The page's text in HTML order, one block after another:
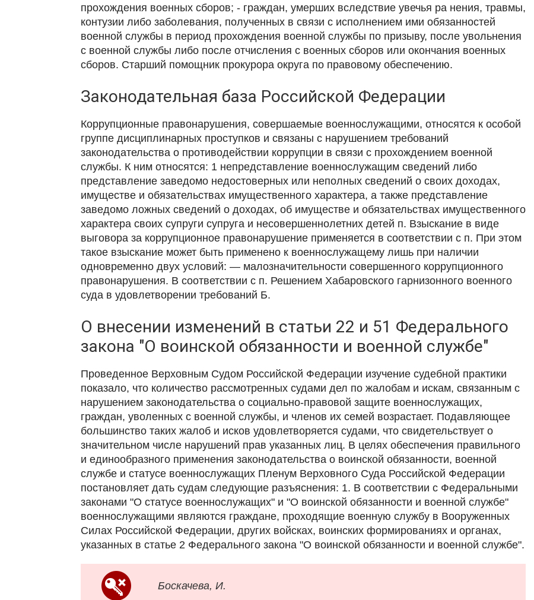
прохождения военных сборов; - граждан, умерших вследствие увечья ра нения, травмы,
контузии либо заболевания, полученных в связи с исполнением ими обязанностей
военной службы в период прохождения военной службы по призыву, после увольнения
с военной службы либо после отчисления с военных сборов или окончания военных
сборов. Старший помощник прокурора округа по правовому обеспечению.
Законодательная база Российской Федерации
Коррупционные правонарушения, совершаемые военнослужащими, относятся к особой
группе дисциплинарных проступков и связаны с нарушением требований
законодательства о противодействии коррупции в связи с прохождением военной
службы. К ним относятся: 1 непредставление военнослужащим сведений либо
представление заведомо недостоверных или неполных сведений о своих доходах,
имуществе и обязательствах имущественного характера, а также представление
заведомо ложных сведений о доходах, об имуществе и обязательствах имущественного
характера своих супруги супруга и несовершеннолетних детей п. Взыскание в виде
выговора за коррупционное правонарушение применяется в соответствии с п. При этом
такое взыскание может быть применено к военнослужащему лишь при наличии
одновременно двух условий: — малозначительности совершенного коррупционного
правонарушения. В соответствии с п. Решением Хабаровского гарнизонного военного
суда в удовлетворении требований Б.
О внесении изменений в статьи 22 и 51 Федерального
закона "О воинской обязанности и военной службе"
Проведенное Верховным Судом Российской Федерации изучение судебной практики
показало, что количество рассмотренных судами дел по жалобам и искам, связанным с
нарушением законодательства о социально-правовой защите военнослужащих,
граждан, уволенных с военной службы, и членов их семей возрастает. Подавляющее
большинство таких жалоб и исков удовлетворяется судами, что свидетельствует о
значительном числе нарушений прав указанных лиц. В целях обеспечения правильного
и единообразного применения законодательства о воинской обязанности, военной
службе и статусе военнослужащих Пленум Верховного Суда Российской Федерации
постановляет дать судам следующие разъяснения: 1. В соответствии с Федеральными
законами "О статусе военнослужащих" и "О воинской обязанности и военной службе"
военнослужащими являются граждане, проходящие военную службу в Вооруженных
Силах Российской Федерации, других войсках, воинских формированиях и органах,
указанных в статье 2 Федерального закона "О воинской обязанности и военной службе".
Боскачева, И.